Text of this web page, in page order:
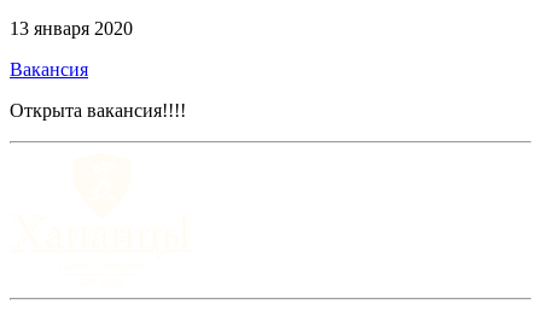
13 января 2020
Вакансия
Открыта вакансия!!!!